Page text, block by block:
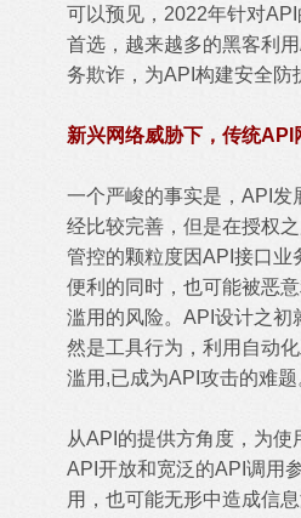
可以预见，2022年针对
首选，越来越多的黑客利
务欺诈，为API构建安全防
新兴网络威胁下，传统API
一个严峻的事实是，API发
经比较完善，但是在授权
管控的颗粒度因API接口业
便利的同时，也可能被恶
滥用的风险。API设计之初
然是工具行为，利用自动
滥用,已成为API攻击的难题
从API的提供方角度，为
API开放和宽泛的API调用
用，也可能无形中造成信